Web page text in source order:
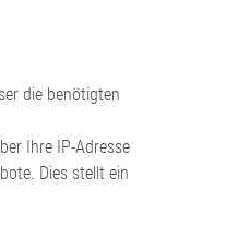
die benötigten
Ihre IP-Adresse
Dies stellt ein